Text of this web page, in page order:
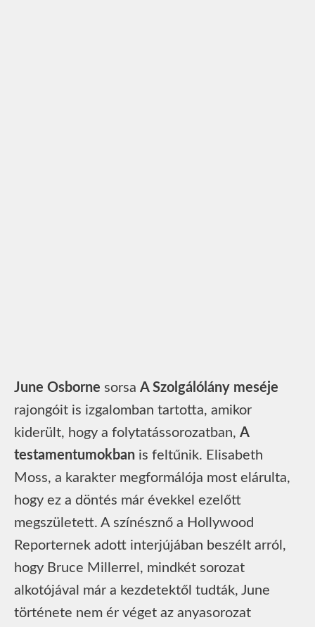
June Osborne sorsa A Szolgálólány meséje
rajongóit is izgalomban tartotta, amikor
kiderült, hogy a folytatássorozatban, A
testamentumokban is feltűnik. Elisabeth
Moss, a karakter megformálója most elárulta,
hogy ez a döntés már évekkel ezelőtt
megszületett. A színésznő a Hollywood
Reporternek adott interjújában beszélt arról,
hogy Bruce Millerrel, mindkét sorozat
alkotójával már a kezdetektől tudták, June
története nem ér véget az anyasorozat